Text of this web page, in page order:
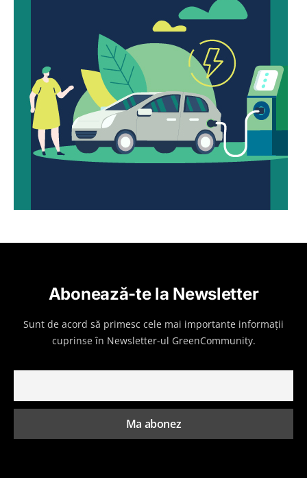
Abonează-te la Newsletter
Sunt de acord să primesc cele mai importante informații
cuprinse în Newsletter-ul GreenCommunity.